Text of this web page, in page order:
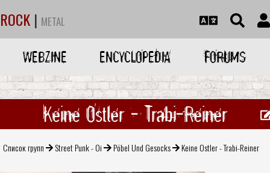
ROCK | METAL
WEBZINE ENCYCLOPEDIA FORUMS
Keine Ostler - Trabi-Reiner
Список групп Street Punk - Oi Pöbel Und Gesocks Keine Ostler - Trabi-Reiner